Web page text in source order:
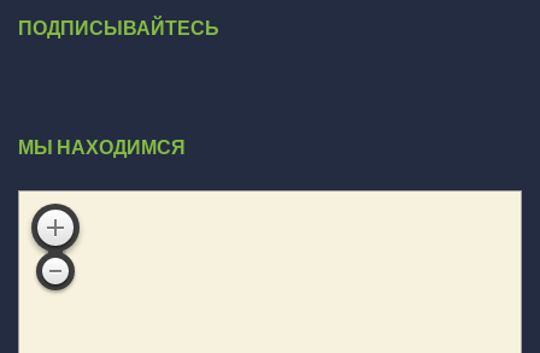
ПОДПИСЫВАЙТЕСЬ
МЫ НАХОДИМСЯ